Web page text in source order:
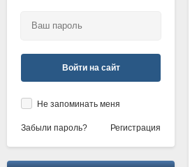
Войти на сайт
Не запоминать меня
Забыли пароль? Регистрация